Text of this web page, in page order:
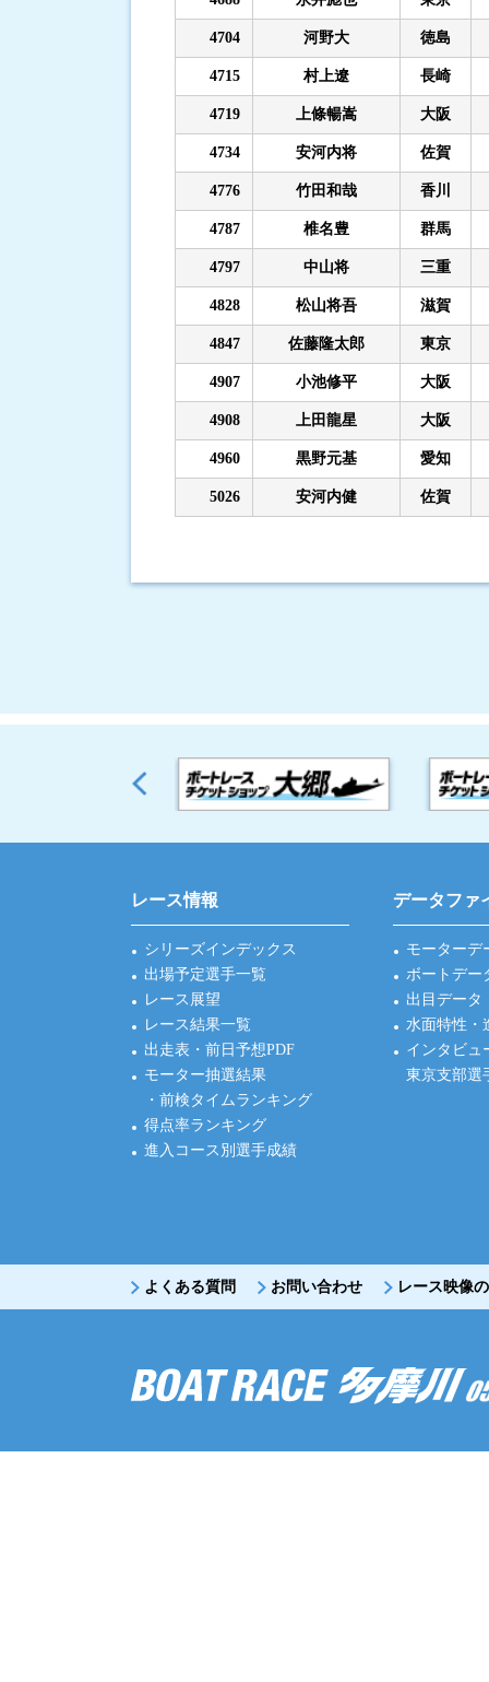
4704 河野大 徳島
4715 村上遼 長崎
4719 上條暢嵩 大阪
4734 安河内将 佐賀
4776 竹田和哉 香川
4787 椎名豊 群馬
4797 中山将 三重
4828 松山将吾 滋賀
4847 佐藤隆太郎 東京
4907 小池修平 大阪
4908 上田龍星 大阪
4960 黒野元基 愛知
5026 安河内健 佐賀
レース情報
シリーズインデックス
出場予定選手一覧
レース展望
レース結果一覧
出走表・前日予想PDF
モーター抽選結果
・前検タイムランキング
得点率ランキング
進入コース別選手成績
データファ
モーターデ
ボートデー
出目データ
水面特性・
インタビュ
東京支部選
よくある質問 お問い合わせ レース映像